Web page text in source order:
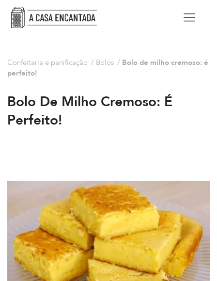
Confeitaria e panificação / Bolos / Bolo de milho cremoso: é
perfeito!
Bolo De Milho Cremoso: É
Perfeito!